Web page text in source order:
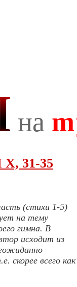
31-35
(стихи 1-5)
на тему
гимна. В
исходит из
скорее всего как